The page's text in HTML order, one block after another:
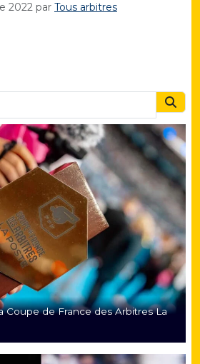
2022 par Tous arbitres
Coupe de France des Arbitres La